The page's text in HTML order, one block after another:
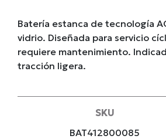
Batería estanca de tecnología
vidrio. Diseñada para servicio
requiere mantenimiento.
tracción ligera.
SKU
BAT412800085